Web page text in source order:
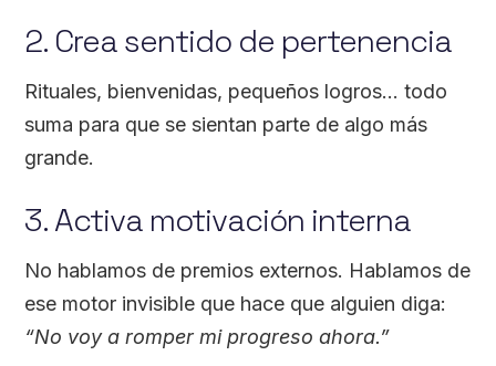
2. Crea sentido de pertenencia
Rituales, bienvenidas, pequeños logros… todo
suma para que se sientan parte de algo más
grande.
3. Activa motivación interna
No hablamos de premios externos. Hablamos de
ese motor invisible que hace que alguien diga:
“No voy a romper mi progreso ahora.”